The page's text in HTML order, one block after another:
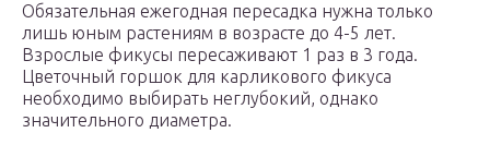
Обязательная ежегодная пересадка нужна только
лишь юным растениям в возрасте до 4-5 лет.
Взрослые фикусы пересаживают 1 раз в 3 года.
Цветочный горшок для карликового фикуса
необходимо выбирать неглубокий, однако
значительного диаметра.